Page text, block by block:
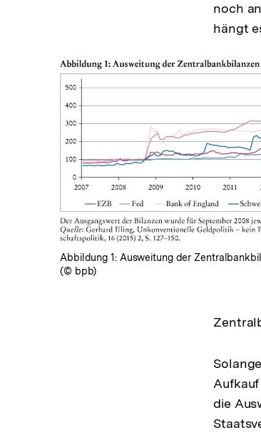
noch
hängt
In
Abbildung 1: Ausweitung der
(© bpb)
die